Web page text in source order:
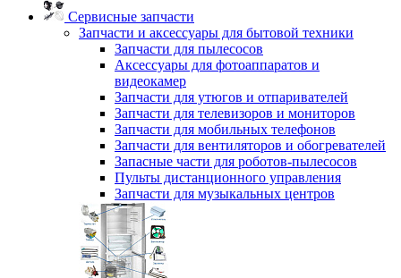
Сервисные запчасти
Запчасти и аксессуары для бытовой техники
Запчасти для пылесосов
Аксессуары для фотоаппаратов и
видеокамер
Запчасти для утюгов и отпаривателей
Запчасти для телевизоров и мониторов
Запчасти для мобильных телефонов
Запчасти для вентиляторов и обогревателей
Запасные части для роботов-пылесосов
Пульты дистанционного управления
Запчасти для музыкальных центров